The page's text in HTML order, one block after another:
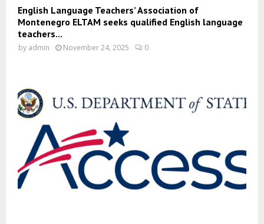
English Language Teachers’ Association of
Montenegro ELTAM seeks qualified English language
teachers...
by admin November 24, 2025 0